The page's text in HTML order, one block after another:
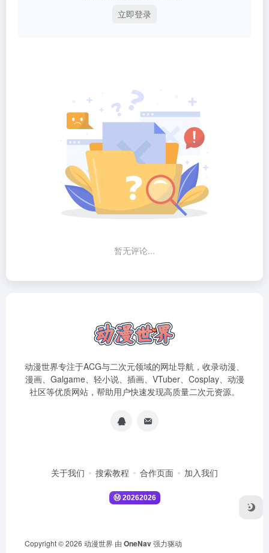
立即登录
暂无评论...
动漫世界专注于ACG与二次元领域的网址导航，收录动漫、
漫画、Galgame、轻小说、插画、VTuber、Cosplay、动漫
社区等优质网站，帮助用户快速发现高质量二次元资源。
关于我们 搜索教程 合作页面 加入我们
Copyright © 2026 动漫世界 由 OneNav强力驱动